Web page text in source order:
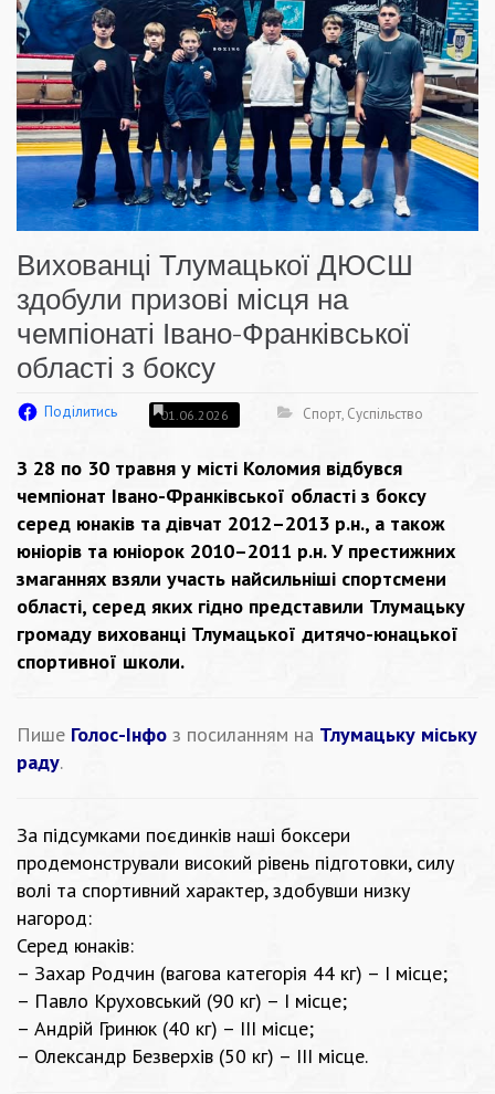
Вихованці Тлумацької ДЮСШ
здобули призові місця на
чемпіонаті Івано-Франківської
області з боксу
Поділитись 01.06.2026 Спорт, Суспільство
З 28 по 30 травня у місті Коломия відбувся
чемпіонат Івано-Франківської області з боксу
серед юнаків та дівчат 2012–2013 р.н., а також
юніорів та юніорок 2010–2011 р.н. У престижних
змаганнях взяли участь найсильніші спортсмени
області, серед яких гідно представили Тлумацьку
громаду вихованці Тлумацької дитячо-юнацької
спортивної школи.
Пише Голос-Інфо з посиланням на Тлумацьку міську
раду.
За підсумками поєдинків наші боксери
продемонстрували високий рівень підготовки, силу
волі та спортивний характер, здобувши низку
нагород:
Серед юнаків:
– Захар Родчин (вагова категорія 44 кг) – І місце;
– Павло Круховський (90 кг) – І місце;
– Андрій Гринюк (40 кг) – ІІІ місце;
– Олександр Безверхів (50 кг) – ІІІ місце.